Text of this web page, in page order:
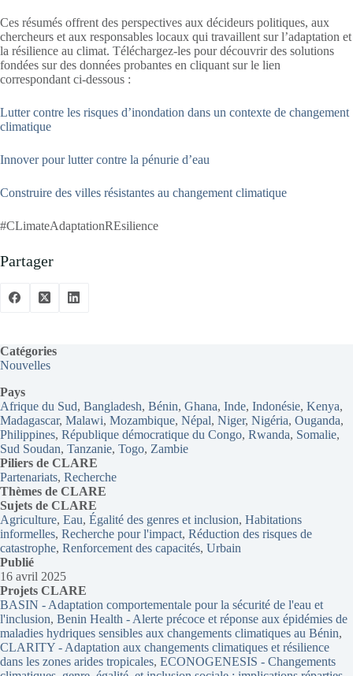
Ces résumés offrent des perspectives aux décideurs politiques, aux
chercheurs et aux responsables locaux qui travaillent sur l’adaptation et
la résilience au climat. Téléchargez-les pour découvrir des solutions
fondées sur des données probantes en cliquant sur le lien
correspondant ci-dessous :
Lutter contre les risques d’inondation dans un contexte de changement
climatique
Innover pour lutter contre la pénurie d’eau
Construire des villes résistantes au changement climatique
#CLimateAdaptationREsilience
Partager
Catégories
Nouvelles
Pays
Afrique du Sud, Bangladesh, Bénin, Ghana, Inde, Indonésie, Kenya
Madagascar, Malawi, Mozambique, Népal, Niger, Nigéria, Ouganda
Philippines, République démocratique du Congo, Rwanda, Somalie
Sud Soudan, Tanzanie, Togo, Zambie
Piliers de CLARE
Partenariats, Recherche
Thèmes de CLARE
Sujets de CLARE
Agriculture, Eau, Égalité des genres et inclusion, Habitations
informelles, Recherche pour l'impact, Réduction des risques de
catastrophe, Renforcement des capacités, Urbain
Publié
16 avril 2025
Projets CLARE
BASIN - Adaptation comportementale pour la sécurité de l'eau et
l'inclusion, Benin Health - Alerte précoce et réponse aux épidémies de
maladies hydriques sensibles aux changements climatiques au Bénin
CLARITY - Adaptation aux changements climatiques et résilience
dans les zones arides tropicales, ECONOGENESIS - Changements